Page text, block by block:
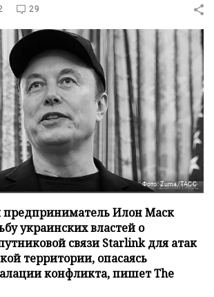
29
Фото: Zuma/ТАСС
Илон Маск
украинских властей о
связи Starlink для атак
территории, опасаясь
конфликта, пишет The